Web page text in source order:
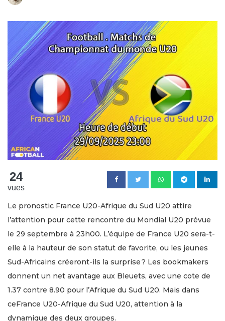
24
vues
Le pronostic France U20-Afrique du Sud U20 attire
l’attention pour cette rencontre du Mondial U20 prévue
le 29 septembre à 23h00. L’équipe de France U20 sera-t-
elle à la hauteur de son statut de favorite, ou les jeunes
Sud-Africains créeront-ils la surprise ? Les bookmakers
donnent un net avantage aux Bleuets, avec une cote de
1.37 contre 8.90 pour l’Afrique du Sud U20. Mais dans
ceFrance U20-Afrique du Sud U20, attention à la
dynamique des deux groupes.